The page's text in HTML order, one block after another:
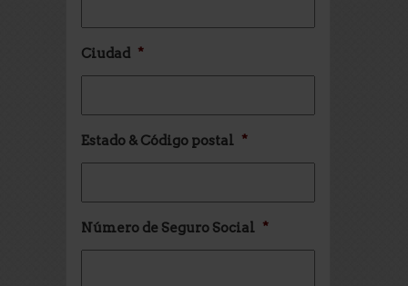
Ciudad *
Estado & Código postal *
Número de Seguro Social *